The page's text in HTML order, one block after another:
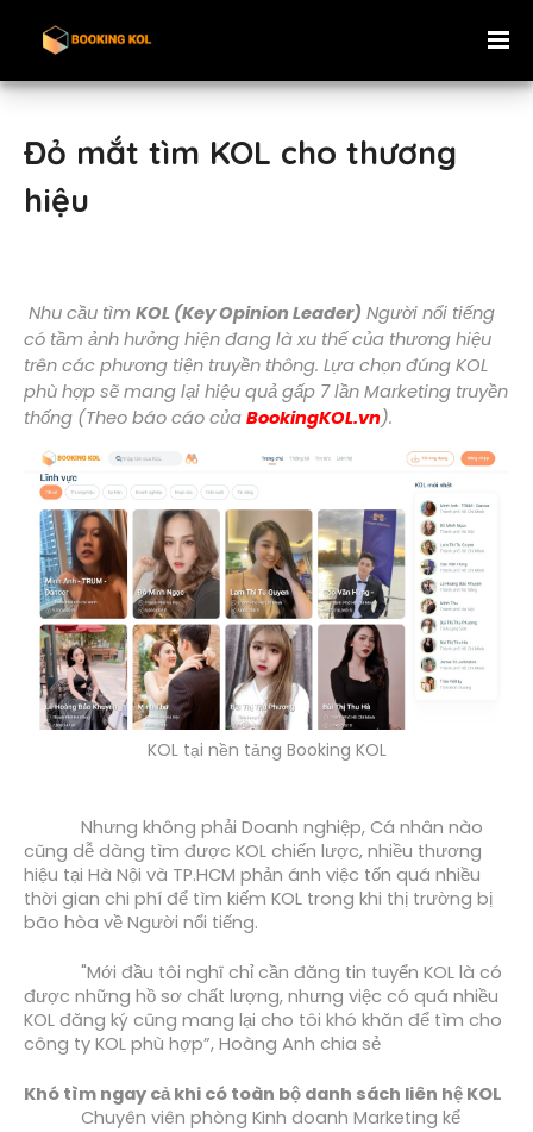
Đỏ mắt tìm KOL cho thương
hiệu
Nhu cầu tìm KOL (Key Opinion Leader) Người nổi tiếng
có tầm ảnh hưởng hiện đang là xu thế của thương hiệu
trên các phương tiện truyền thông. Lựa chọn đúng KOL
phù hợp sẽ mang lại hiệu quả gấp 7 lần Marketing truyền
thống (Theo báo cáo của BookingKOL.vn).
KOL tại nền tảng Booking KOL
Nhưng không phải Doanh nghiệp, Cá nhân nào
cũng dễ dàng tìm được KOL chiến lược, nhiều thương
hiệu tại Hà Nội và TP.HCM phản ánh việc tốn quá nhiều
thời gian chi phí để tìm kiếm KOL trong khi thị trường bị
bão hòa về Người nổi tiếng.
"Mới đầu tôi nghĩ chỉ cần đăng tin tuyển KOL là có
được những hồ sơ chất lượng, nhưng việc có quá nhiều
KOL đăng ký cũng mang lại cho tôi khó khăn để tìm cho
công ty KOL phù hợp”, Hoàng Anh chia sẻ
Khó tìm ngay cả khi có toàn bộ danh sách liên hệ KOL
Chuyên viên phòng Kinh doanh Marketing kể